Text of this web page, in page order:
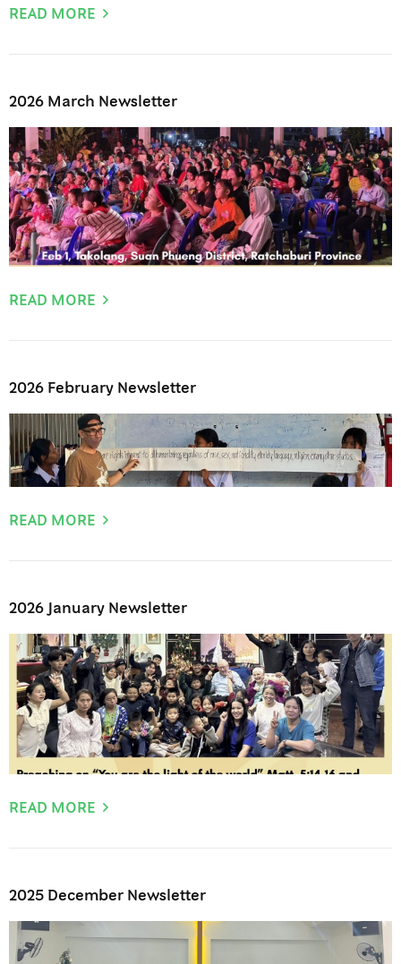
READ MORE
2026 March Newsletter
READ MORE
2026 February Newsletter
READ MORE
2026 January Newsletter
READ MORE
2025 December Newsletter